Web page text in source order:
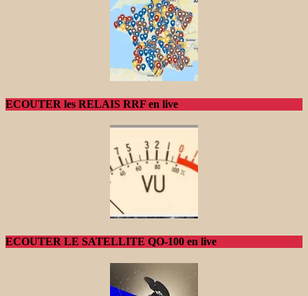
ECOUTER les RELAIS RRF en live
ECOUTER LE SATELLITE QO-100 en live